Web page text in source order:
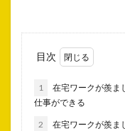
目次
1
在宅ワークが羨ま
仕事ができる
2
在宅ワークが羨ま